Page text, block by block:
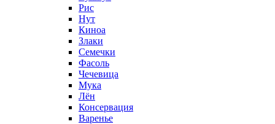
Рис
Нут
Киноа
Злаки
Семечки
Фасоль
Чечевица
Мука
Лён
Консервация
Варенье